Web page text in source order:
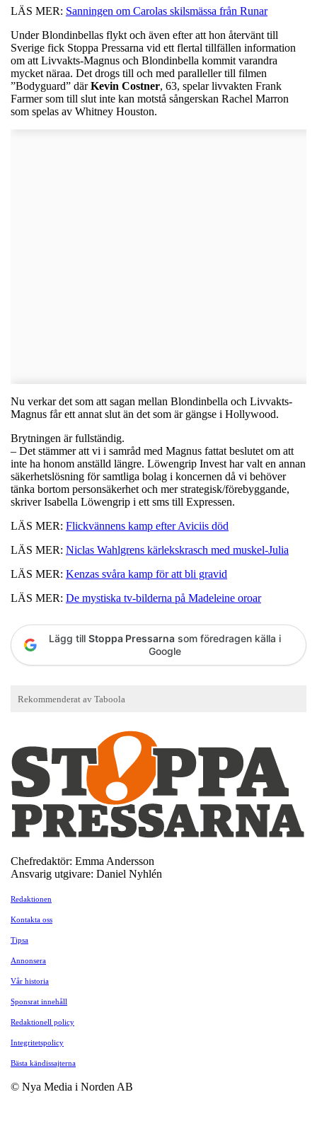
LÄS MER: Sanningen om Carolas skilsmässa från Runar
Under Blondinbellas flykt och även efter att hon återvänt till
Sverige fick Stoppa Pressarna vid ett flertal tillfällen information
om att Livvakts-Magnus och Blondinbella kommit varandra
mycket näraa. Det drogs till och med paralleller till filmen
”Bodyguard” därKevin Costner, 63, spelar livvakten Frank
Farmer som till slut inte kan motstå sångerskan Rachel Marron
som spelas av Whitney Houston.
Nu verkar det som att sagan mellan Blondinbella och Livvakts-
Magnus får ett annat slut än det som är gängse i Hollywood.
Brytningen är fullständig.
– Det stämmer att vi i samråd med Magnus fattat beslutet om att
inte ha honom anställd längre. Löwengrip Invest har valt en annan
säkerhetslösning för samtliga bolag i koncernen då vi behöver
tänka bortom personsäkerhet och mer strategisk/förebyggande,
skriver Isabella Löwengrip i ett sms till Expressen.
LÄS MER: Flickvännens kamp efter Aviciis död
LÄS MER: Niclas Wahlgrens kärlekskrasch med muskel-Julia
LÄS MER: Kenzas svåra kamp för att bli gravid
LÄS MER: De mystiska tv-bilderna på Madeleine oroar
Lägg till Stoppa Pressarna som föredragen källa i
Google
Chefredaktör: Emma Andersson
Ansvarig utgivare: Daniel Nyhlén
Redaktionen
Kontakta oss
Tipsa
Annonsera
Vår historia
Sponsrat innehåll
Redaktionell policy
Integritetspolicy
Bästa kändissajterna
© Nya Media i Norden AB